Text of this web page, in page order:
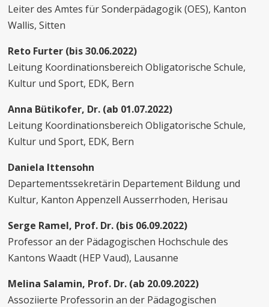
Leiter des Amtes für Sonderpädagogik (OES), Kanton
Wallis, Sitten
Reto Furter (bis 30.06.2022)
Leitung Koordinationsbereich Obligatorische Schule,
Kultur und Sport, EDK, Bern
Anna Bütikofer, Dr. (ab 01.07.2022)
Leitung Koordinationsbereich Obligatorische Schule,
Kultur und Sport, EDK, Bern
Daniela Ittensohn
Departementssekretärin Departement Bildung und
Kultur, Kanton Appenzell Ausserrhoden, Herisau
Serge Ramel, Prof. Dr. (bis 06.09.2022)
Professor an der Pädagogischen Hochschule des
Kantons Waadt (HEP Vaud), Lausanne
Melina Salamin, Prof. Dr. (ab 20.09.2022)
Assoziierte Professorin an der Pädagogischen